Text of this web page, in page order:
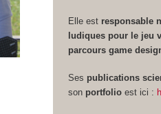
Elle est responsable
ludiques pour le jeu
parcours game
Ses publications
son portfolio est ici :